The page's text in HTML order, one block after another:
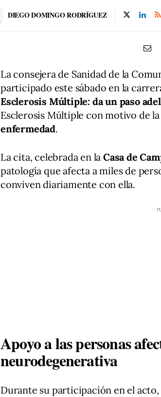
DIEGO DOMINGO RODRÍGUEZ
La consejera de Sanidad de la
participado este sábado en la
Esclerosis Múltiple: da un paso
Esclerosis Múltiple con motivo de
enfermedad.
La cita, celebrada en la Casa de
patología que afecta a miles de
conviven diariamente con ella.
Apoyo a las personas
neurodegenerativa
Durante su participación en el